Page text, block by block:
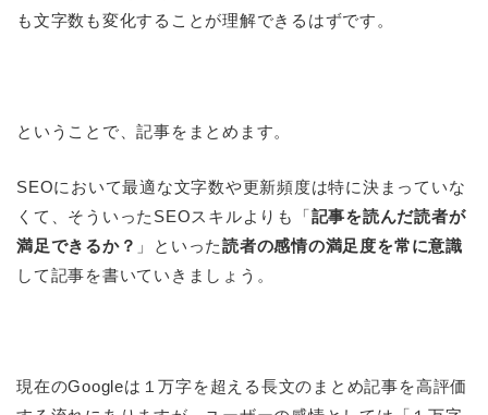
も文字数も変化することが理解できるはずです。
ということで、記事をまとめます。
SEOにおいて最適な文字数や更新頻度は特に決まっていな
くて、そういったSEOスキルよりも「記事を読んだ読者が
満足できるか？ 」といった読者の感情の満足度を常に意識
して記事を書いていきましょう。
現在のGoogleは１万字を超える長文のまとめ記事を高評価